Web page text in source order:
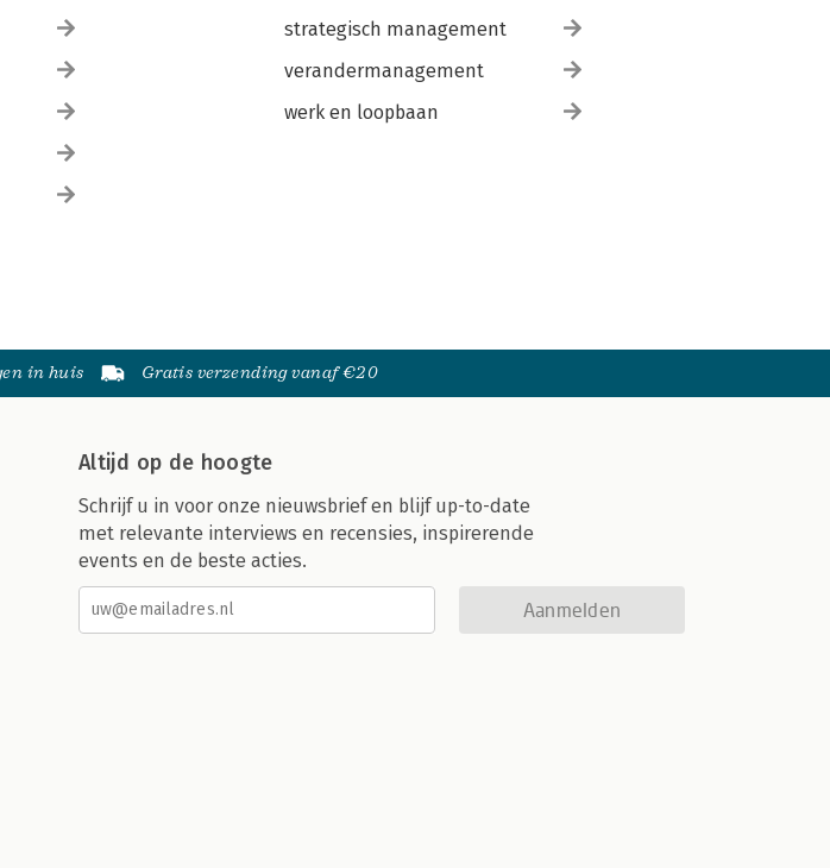
strategisch management
verandermanagement
werk en loopbaan
in huis Gratis verzending vanaf €20
Altijd op de hoogte
Schrijf u in voor onze nieuwsbrief en blijf up-to-date
met relevante interviews en recensies, inspirerende
events en de beste acties.
Aanmelden